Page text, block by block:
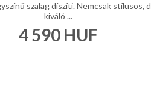
szalag díszíti. Nemcsak stílusos,
kiváló ...
4 590 HUF